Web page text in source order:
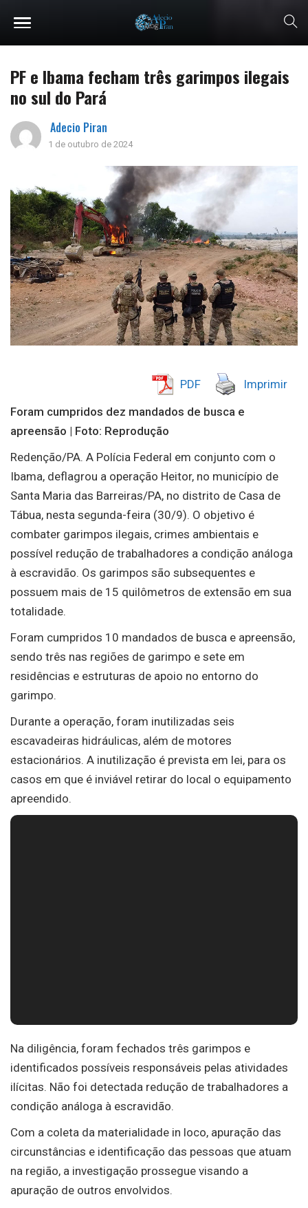
PF e Ibama fecham três garimpos ilegais
no sul do Pará
Adecio Piran
1 de outubro de 2024
PDF Imprimir
Foram cumpridos dez mandados de busca e
apreensão | Foto: Reprodução
Redenção/PA. A Polícia Federal em conjunto com o
Ibama, deflagrou a operação Heitor, no município de
Santa Maria das Barreiras/PA, no distrito de Casa de
Tábua, nesta segunda-feira (30/9). O objetivo é
combater garimpos ilegais, crimes ambientais e
possível redução de trabalhadores a condição análoga
à escravidão. Os garimpos são subsequentes e
possuem mais de 15 quilômetros de extensão em sua
totalidade.
Foram cumpridos 10 mandados de busca e apreensão,
sendo três nas regiões de garimpo e sete em
residências e estruturas de apoio no entorno do
garimpo.
Durante a operação, foram inutilizadas seis
escavadeiras hidráulicas, além de motores
estacionários. A inutilização é prevista em lei, para os
casos em que é inviável retirar do local o equipamento
apreendido.
Na diligência, foram fechados três garimpos e
identificados possíveis responsáveis pelas atividades
ilícitas. Não foi detectada redução de trabalhadores a
condição análoga à escravidão.
Com a coleta da materialidade in loco, apuração das
circunstâncias e identificação das pessoas que atuam
na região, a investigação prossegue visando a
apuração de outros envolvidos.